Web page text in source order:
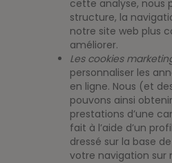
cette analyse, nous
structure, la
notre site web plus
améliorer.
Les cookies
personnaliser les
en ligne. Nous (et
pouvons ainsi
prestations d’une
fait à l’aide d’un
dressé sur la base
votre navigation sur